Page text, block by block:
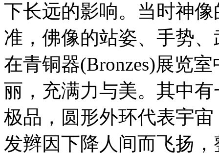
下长远的影响。当时神
准，佛像的站姿、手势
在青铜器(Bronzes)展览
丽，充满力与美。其中
极品，圆形外环代表宇
发辫因下降人间而飞扬